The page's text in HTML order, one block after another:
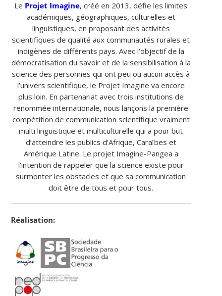
Le Projet Imagine, créé en 2013, défie les limites
académiques, géographiques, culturelles et
linguistiques, en proposant des activités
scientifiques de qualité aux communautés rurales et
indigènes de différents pays. Avec l’objectif de la
démocratisation du savoir et de la sensibilisation à la
science des personnes qui ont peu ou aucun accès à
l’univers scientifique, le Projet Imagine va encore
plus loin. En partenariat avec trois institutions de
renommée internationale, nous lançons la première
compétition de communication scientifique vraiment
multi linguistique et multiculturelle qui a pour but
d’atteindre les publics d’Afrique, Caraïbes et
Amérique Latine. Le projet Imagine-Pangea a
l’intention de rappeler que la science existe pour
surmonter les obstacles et que sa communication
doit être de tous et pour tous.
Réalisation: